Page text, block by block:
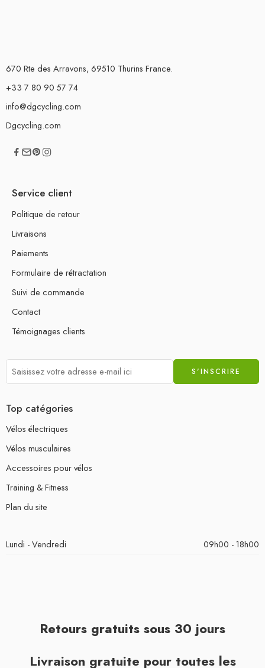
670 Rte des Arravons, 69510 Thurins France.
+33 7 80 90 57 74
info@dgcycling.com
Dgcycling.com
Service client
Politique de retour
Livraisons
Paiements
Formulaire de rétractation
Suivi de commande
Contact
Témoignages clients
Top catégories
Vélos électriques
Vélos musculaires
Accessoires pour vélos
Training & Fitness
Plan du site
Lundi - Vendredi 09h00 - 18h00
Retours gratuits sous 30 jours
Livraison gratuite pour toutes les